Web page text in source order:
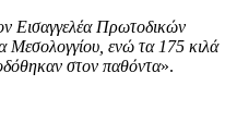
Εισαγγελέα Πρωτοδικών
Μεσολογγίου, ενώ τα 175 κιλά
στον παθόντα».